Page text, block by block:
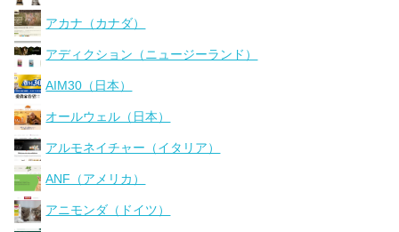
アカナ（カナダ）
アディクション（ニュージーランド）
AIM30（日本）
オールウェル（日本）
アルモネイチャー（イタリア）
ANF（アメリカ）
アニモンダ（ドイツ）